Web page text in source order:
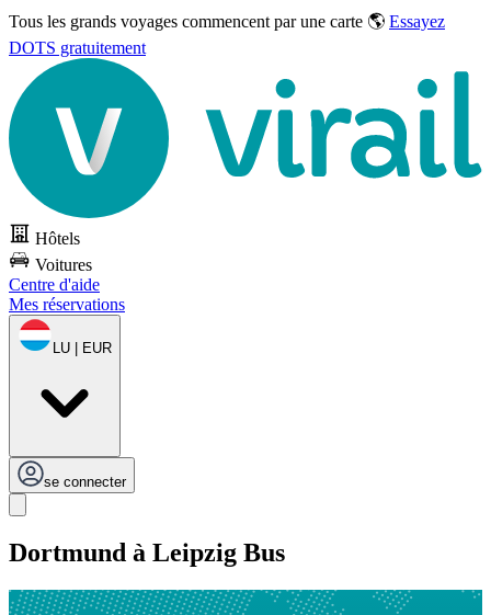
Tous les grands voyages commencent par une carte 🌎 Essayez
DOTS gratuitement
Hôtels
Voitures
Centre d'aide
Mes réservations
LU | EUR
se connecter
Dortmund à Leipzig Bus